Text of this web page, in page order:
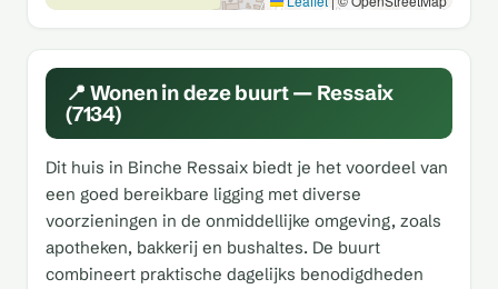
📍 Wonen in deze buurt — Ressaix
(7134)
Dit huis in Binche Ressaix biedt je het voordeel van
een goed bereikbare ligging met diverse
voorzieningen in de onmiddellijke omgeving, zoals
apotheken, bakkerij en bushaltes. De buurt
combineert praktische dagelijks benodigdheden